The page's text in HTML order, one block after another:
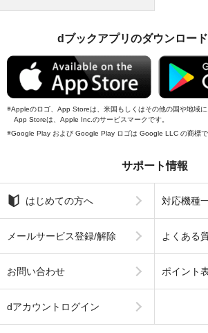
dブックアプリのダウンロー
Appleのロゴ、App Storeは、米国もしくはその他の国や地域
App Storeは、Apple Inc.のサービスマークです。
Google Play および Google Play ロゴは Google LLC の商標で
サポート情報
はじめての方へ 対応機種
メールサービス登録/解除 よくある
お問い合わせ ポイント
dアカウントログイン